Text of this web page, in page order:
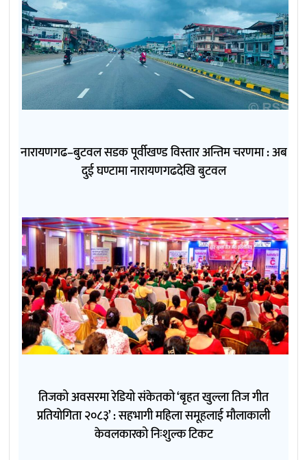
नारायणगढ–बुटवल सडक पूर्वीखण्ड विस्तार अन्तिम चरणमा : अब
दुई घण्टामा नारायणगढदेखि बुटवल
तिजको अवसरमा रेडियो संकेतको ‘बृहत खुल्ला तिज गीत
प्रतियोगिता २०८३’ : सहभागी महिला समूहलाई मौलाकाली
केवलकारको निःशुल्क टिकट